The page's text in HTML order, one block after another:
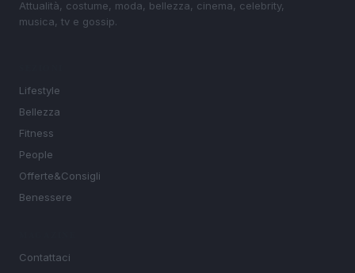
Attualità, costume, moda, bellezza, cinema, celebrity,
musica, tv e gossip.
Lifestyle
Bellezza
Fitness
People
Offerte&Consigli
Benessere
Contattaci